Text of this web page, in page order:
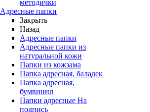
методички
Адресные папки
Закрыть
Назад
Адресные папки
Адресные папки из
натуральной кожи
Папки из кожзама
Папка адресная, баладек
Папка адресная,
бумвинил
Папки адресные На
подпись